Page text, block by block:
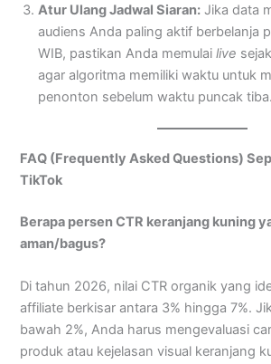
Atur Ulang Jadwal Siaran: Jika data
audiens Anda paling aktif berbelanja
WIB, pastikan Anda memulailive
agar algoritma memiliki waktu untuk
penonton sebelum waktu puncak tiba.
FAQ (Frequently Asked Questions)
TikTok
Berapa persen CTR keranjang kuning
aman/bagus?
Di tahun 2026, nilai CTR organik yang
affiliate berkisar antara 3% hingga 7%.
bawah 2%, Anda harus mengevaluasi
produk atau kejelasan visual keranjang